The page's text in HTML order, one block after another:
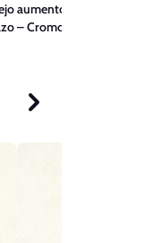
aumento luz LED KOBE 1
– Cromo brillo